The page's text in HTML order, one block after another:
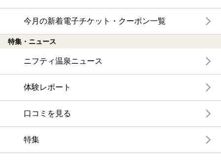
今月の新着電子チケット・クーポン一覧
特集・ニュース
ニフティ温泉ニュース
体験レポート
口コミを見る
特集